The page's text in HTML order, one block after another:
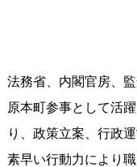
法務省、内閣官房、
原本町参事として活
り、政策立案、行政
素早い行動力により